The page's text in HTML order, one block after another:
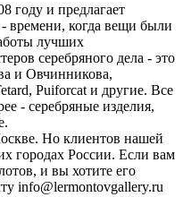
году и предлагает
времени, когда вещи были
лучших
серебряного дела - это
и Овчинникова,
Puiforcat и другие. Все
- серебряные изделия,
Но клиентов нашей
городах России. Если вам
и вы хотите его
info@lermontovgallery.ru